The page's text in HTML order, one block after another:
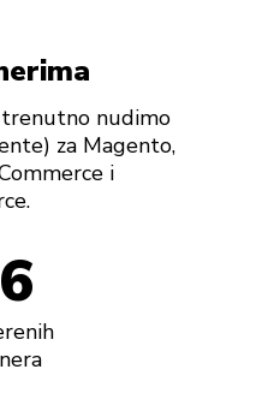
nudimo
za Magento,
i